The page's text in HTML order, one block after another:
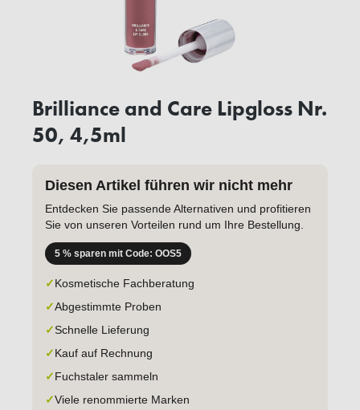
Brilliance and Care Lipgloss Nr.
50, 4,5ml
Diesen Artikel führen wir nicht mehr
Entdecken Sie passende Alternativen und profitieren
Sie von unseren Vorteilen rund um Ihre Bestellung.
5 % sparen mit Code: OOS5
✓Kosmetische Fachberatung
✓Abgestimmte Proben
✓Schnelle Lieferung
✓Kauf auf Rechnung
✓Fuchstaler sammeln
✓Viele renommierte Marken